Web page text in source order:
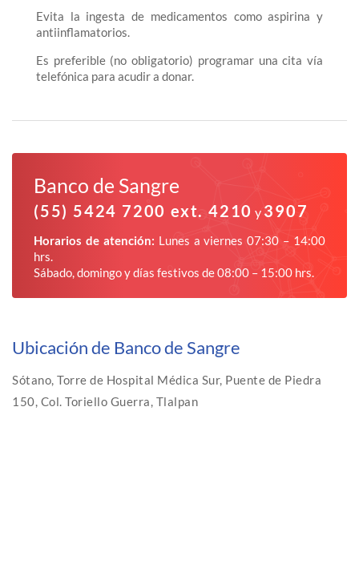
Evita la ingesta de medicamentos como aspirina y
antiinflamatorios.
Es preferible (no obligatorio) programar una cita vía
telefónica para acudir a donar.
Banco de Sangre
(55) 5424 7200 ext. 4210 y 3907
Horarios de atención: Lunes a viernes 07:30 – 14:00
hrs.
Sábado, domingo y días festivos de 08:00 – 15:00 hrs.
Ubicación de Banco de Sangre
Sótano, Torre de Hospital Médica Sur, Puente de Piedra
150, Col. Toriello Guerra, Tlalpan